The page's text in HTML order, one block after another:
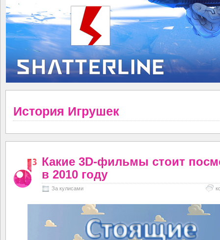
История Игрушек
Какие 3D-фильмы стоит
в 2010 году
За кулисами